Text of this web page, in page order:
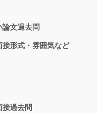
文過去問
形式・雰囲気など
接過去問